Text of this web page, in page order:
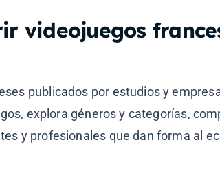
videojuegos
publicados por estudios y
explora géneros y categorías,
y profesionales que dan forma al